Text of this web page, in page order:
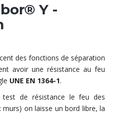
Y -
des fonctions de séparation
avoir une résistance au feu
UNE EN 1364-1.
de résistance le feu des
on laisse un bord libre, la